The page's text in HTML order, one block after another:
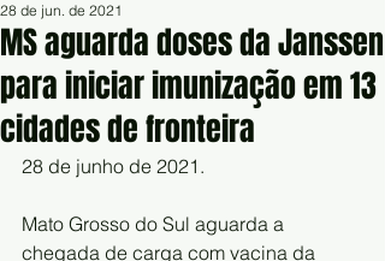
MS aguarda doses da Janssen
para iniciar imunização em 13
cidades de fronteira
28 de jun. de 2021
28 de junho de 2021.
Mato Grosso do Sul aguarda a
chegada de carga com vacina da